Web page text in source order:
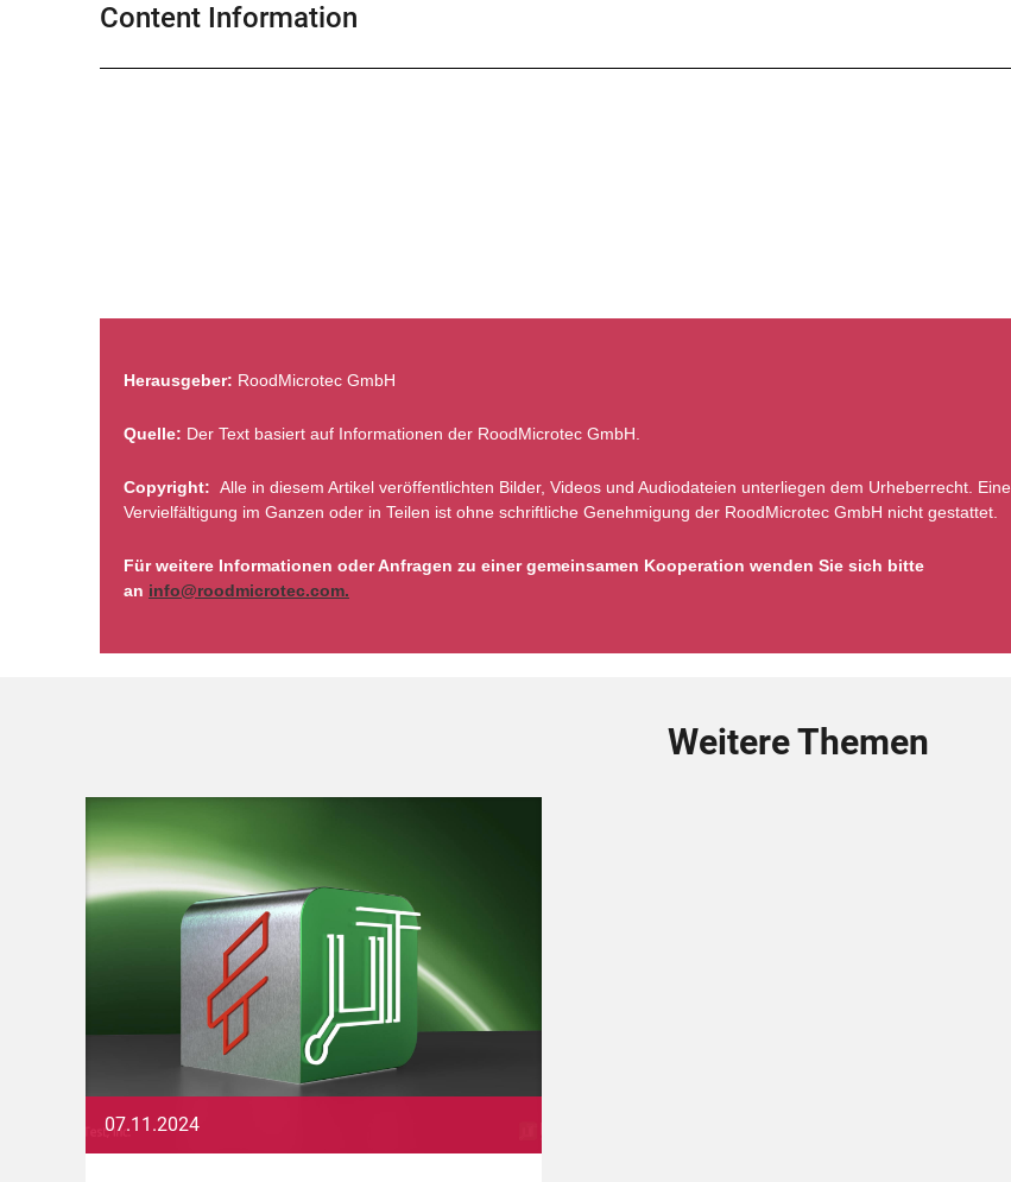
Content Information
Herausgeber: RoodMicrotec GmbH
Quelle: Der Text basiert auf Informationen der RoodMicrotec GmbH.
Copyright: Alle in diesem Artikel veröffentlichten Bilder, Videos und Audiodateien unterliegen dem Urheberrecht. Eine
Vervielfältigung im Ganzen oder in Teilen ist ohne schriftliche Genehmigung der RoodMicrotec GmbH nicht gestattet.
Für weitere Informationen oder Anfragen zu einer gemeinsamen Kooperation wenden Sie sich bitte
an info@roodmicrotec.com.
Weitere Themen
07.11.2024